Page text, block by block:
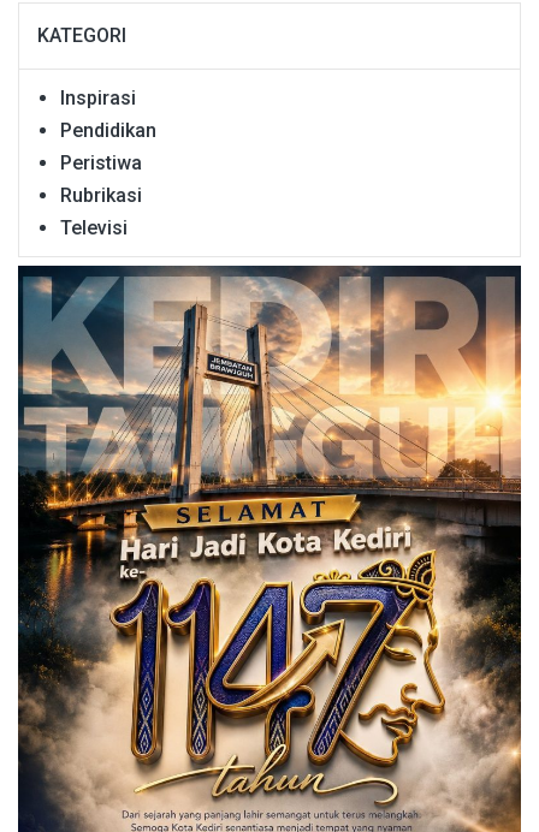
KATEGORI
Inspirasi
Pendidikan
Peristiwa
Rubrikasi
Televisi